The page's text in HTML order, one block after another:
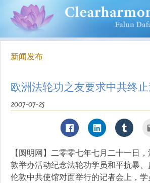
新闻发布
欧洲法轮功之友要求中共终
2007-07-25
【圆明网】二零零七年七月二十一日
敦举办活动纪念法轮功学员和平抗暴
伦敦中共使馆对面举行的记者会上，